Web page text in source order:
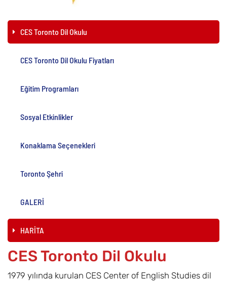
CES Toronto Dil Okulu
CES Toronto Dil Okulu Fiyatları
Eğitim Programları
Sosyal Etkinlikler
Konaklama Seçenekleri
Toronto Şehri
GALERİ
HARİTA
CES Toronto Dil Okulu
1979 yılında kurulan CES Center of English Studies dil